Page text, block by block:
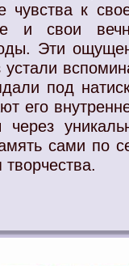
чувства к
и свои
Эти
устали
под
его
сами по